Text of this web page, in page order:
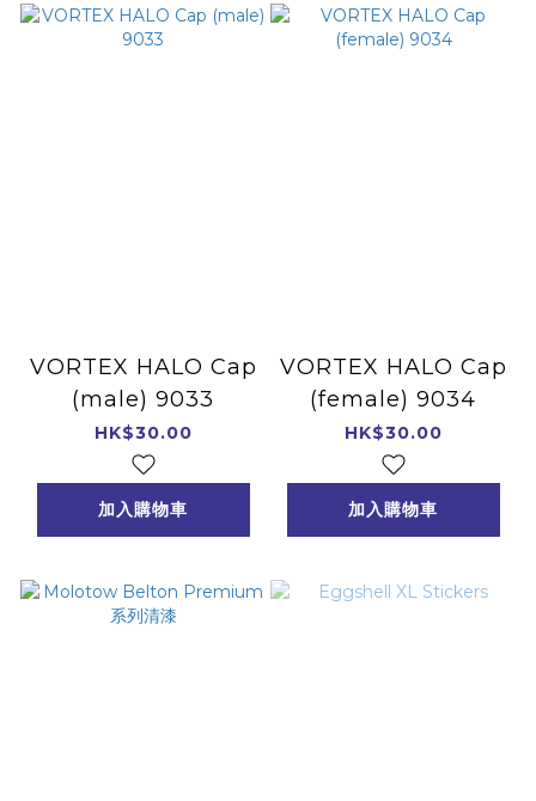
VORTEX HALO Cap
(male) 9033
HK$30.00
加入購物車
VORTEX HALO Cap
(female) 9034
HK$30.00
加入購物車